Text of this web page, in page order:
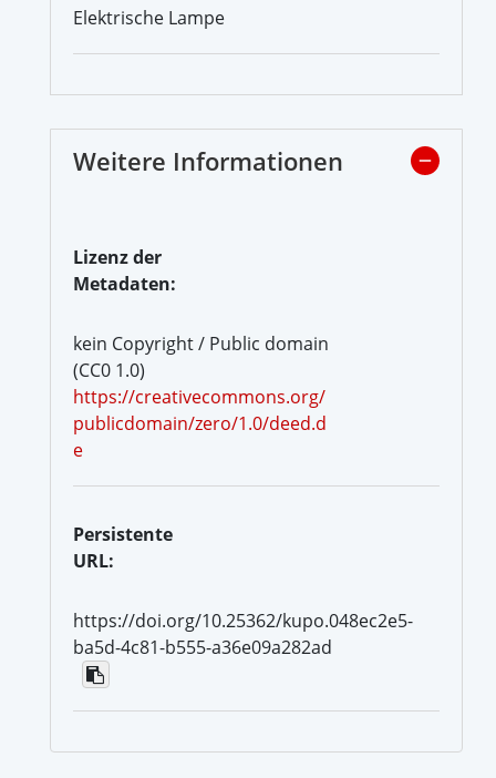
Elektrische Lampe
Weitere Informationen
Lizenz der
Metadaten:
kein Copyright / Public domain
(CC0 1.0)
https://creativecommons.org/
publicdomain/zero/1.0/deed.d
e
Persistente
URL:
https://doi.org/10.25362/kupo.048ec2e5-
ba5d-4c81-b555-a36e09a282ad